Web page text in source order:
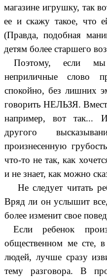
магазине игрушку, так
ее и скажу такое, что
(Правда, подобная
детям более старшего
Поэтому, если
неприличные слово
спокойно, без лишних
говорить НЕЛЬЗЯ.
например, вот так...
другого
произнесенную
что-то не так, как
и не знает, как можно
Не следует читать
Вряд ли он услышит
более изменит свое
Если ребенок
общественном ме сте,
людей, лучше сразу
тему разговора. В